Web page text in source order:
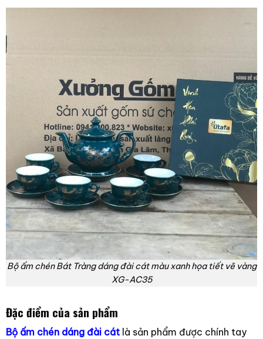
Bộ ấm chén Bát Tràng dáng đài cát màu xanh họa tiết vẽ vàng
XG-AC35
Đặc điểm của sản phẩm
Bộ ấm chén dáng đài cát là sản phẩm được chính tay